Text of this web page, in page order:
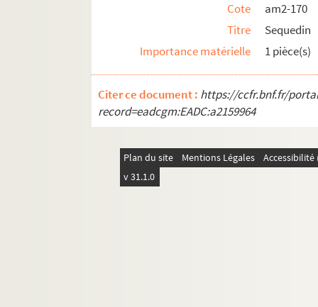
am2-200. Arrondissement de Lille - divers
am3. Archives de Lille
am4. Lille et autres villes
Cote
am2-170
Titre
Sequedin
Importance matérielle
1 pièce(s)
Citer ce document : https://ccfr.bnf.fr/
record=eadcgm:EADC:a2159964
Plan du site Mentions Légales
v 31.1.0